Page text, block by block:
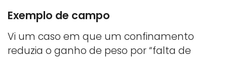
Exemplo de campo
Vi um caso em que um confinamento
reduzia o ganho de peso por “falta de